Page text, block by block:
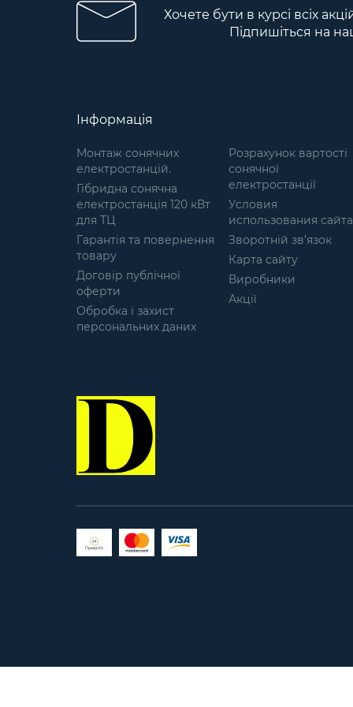
ефективного захисту колін від
ударів. Фактура: Матова
поверхня накладки та
Використовується
високоякісна італійська
надійність та довговічність.
Система швидкого скидання
Спеціальний механізм
дозволяє швидко знімати
наколінники в будь-яких
умовах. Тканина: Оксфорд
600D із щільністю не менше
320 г/м, стійка до зношування
та пошкоджень. Еластична
гумка: Ширина 40 мм, щільна
та стійка до розтягування, що
забезпечує надійну фіксацію
навіть у спеку. Наповнювач:
Поліфом товщиною 10 мм,
який зберігає свою форму
після активного використання
та забезпечує амортизацію
ударів. Переваги: Висока
італійській накладці і поліфому
поглинають удари. Комфорт за
будь-якої погоди, 3D-сітка
службу. Швидке скидання,
Хочете бути в курсі всіх
Підпишіться на
Інформація
Монтаж сонячних
електростанцій.
Гібридна сонячна
електростанція 120 кВт
для ТЦ
Гарантія та повернення
товару
Договір публічної
оферти
Обробка і захист
персональних даних
Розрахунок вартості
сонячної
електростанції
Условия
использования сайта
Зворотній зв’язок
Карта сайту
Виробники
Акції